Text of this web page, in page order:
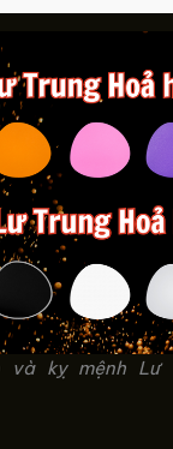
và kỵ mệnh Lư